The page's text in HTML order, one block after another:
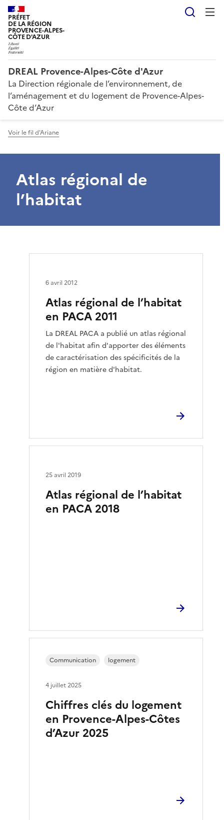
PRÉFET
DE LA RÉGION
PROVENCE-ALPES-
CÔTE D'AZUR
DREAL Provence-Alpes-Côte d'Azur
La Direction régionale de l’environnement, de
l’aménagement et du logement de Provence-Alpes-
Côte d’Azur
Voir le fil d'Ariane
Atlas régional de
l’habitat
Atlas régional de l’habitat
en PACA 2011
La DREAL PACA a publié un atlas régional
de l'habitat afin d'apporter des éléments
de caractérisation des spécificités de la
région en matière d'habitat.
6 avril 2012
Atlas régional de l’habitat
en PACA 2018
25 avril 2019
Chiffres clés du logement
en Provence-Alpes-Côtes
d’Azur 2025
Communication logement
4 juillet 2025